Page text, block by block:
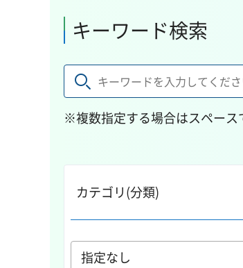
キーワード検索
※複数指定する場合はスペース
カテゴリ(分類)